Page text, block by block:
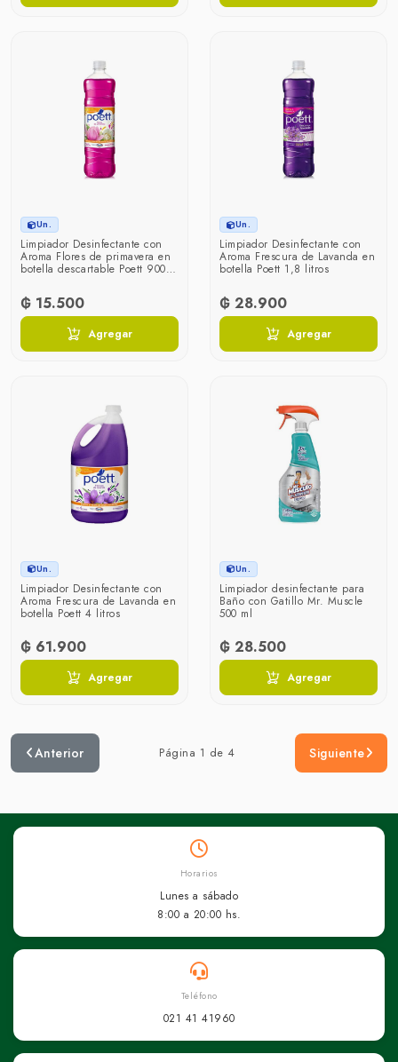
Un.
Limpiador Desinfectante con
Aroma Flores de primavera en
botella descartable Poett 900
₲ 15.500
Agregar
Un.
Limpiador Desinfectante con
Aroma Frescura de Lavanda en
botella Poett 1,8 litros
₲ 28.900
Agregar
Un.
Limpiador Desinfectante con
Aroma Frescura de Lavanda en
botella Poett 4 litros
₲ 61.900
Agregar
Un.
Limpiador desinfectante para
Baño con Gatillo Mr. Muscle
500 ml
₲ 28.500
Agregar
Anterior Página 1 de 4 Siguiente
Horarios
Lunes a sábado
8:00 a 20:00 hs.
Teléfono
021 41 41960